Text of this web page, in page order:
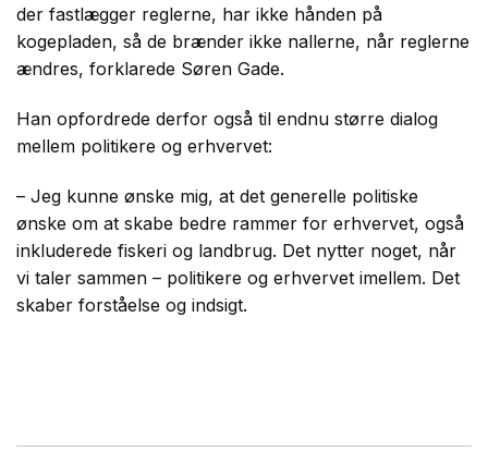
der fastlægger reglerne, har ikke hånden på
kogepladen, så de brænder ikke nallerne, når reglerne
ændres, forklarede Søren Gade.
Han opfordrede derfor også til endnu større dialog
mellem politikere og erhvervet:
– Jeg kunne ønske mig, at det generelle politiske
ønske om at skabe bedre rammer for erhvervet, også
inkluderede fiskeri og landbrug. Det nytter noget, når
vi taler sammen – politikere og erhvervet imellem. Det
skaber forståelse og indsigt.